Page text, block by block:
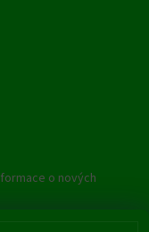
o nových